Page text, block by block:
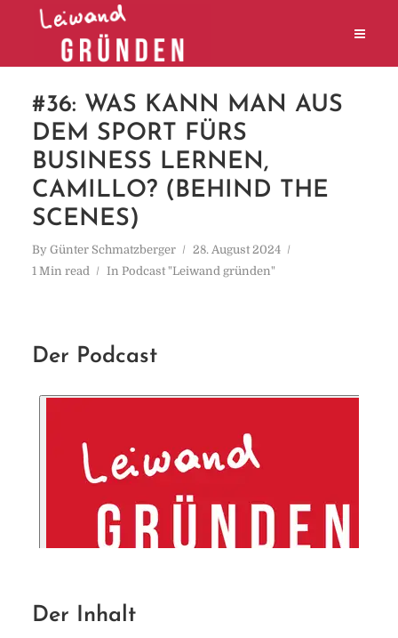
#36: WAS KANN MAN AUS
DEM SPORT FÜRS
BUSINESS LERNEN,
CAMILLO? (BEHIND THE
SCENES)
By Günter Schmatzberger
28. August 2024
1 Min read
In Podcast "Leiwand gründen"
Der Podcast
Der Inhalt